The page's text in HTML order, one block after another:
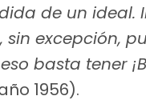
de un ideal.
sin excepción,
basta tener
1956).